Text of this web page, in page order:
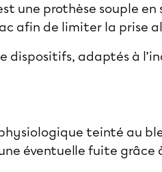
une prothèse souple
afin de limiter la prise
dispositifs, adaptés à
teinté au
éventuelle fuite grâce